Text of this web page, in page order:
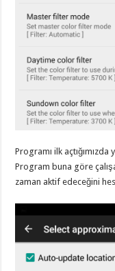
Programı ilk
Program buna göre
zaman aktif edeceğini